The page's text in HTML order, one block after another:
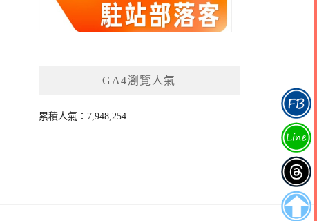
GA4瀏覽人氣
累積人氣：7,948,254